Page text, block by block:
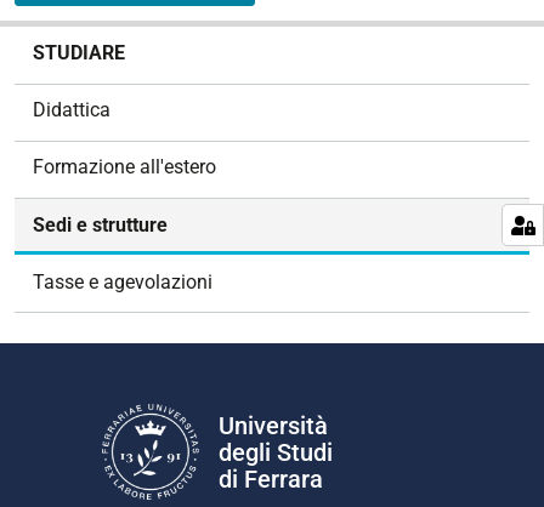
STUDIARE
Didattica
Formazione all'estero
Sedi e strutture
Tasse e agevolazioni
Università
degli Studi
di Ferrara